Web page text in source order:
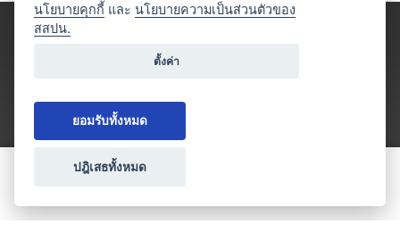
ประเภทธุรกิจไมซ์
นโยบายคุกกี้ และนโยบายความเป็นส่วนตัวของ
สสปน.
ตั้งค่า
ยอมรับทั้งหมด
ปฎิเสธทั้งหมด